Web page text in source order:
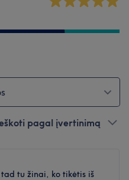
pagal įvertinimą
tu žinai, ko tikėtis iš